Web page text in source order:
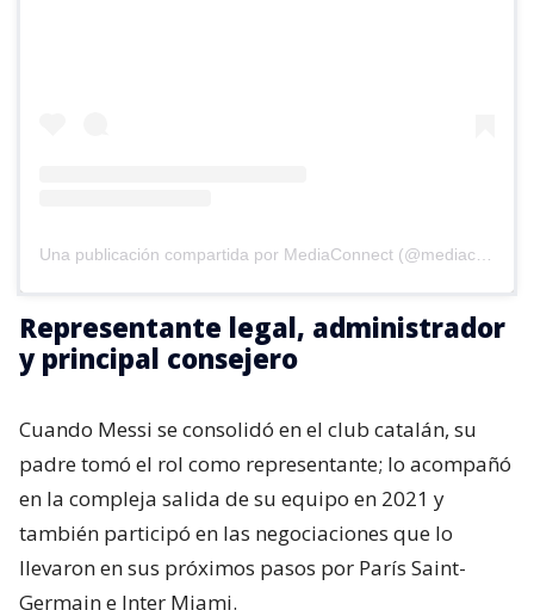
Representante legal, administrador
y principal consejero
Cuando Messi se consolidó en el club catalán, su
padre tomó el rol como representante; lo acompañó
en la compleja salida de su equipo en 2021 y
también participó en las negociaciones que lo
llevaron en sus próximos pasos por París Saint-
Germain e Inter Miami.